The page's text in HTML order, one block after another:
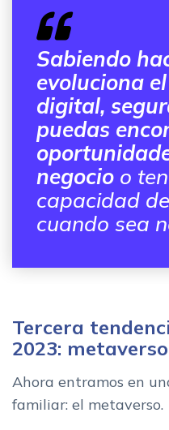
Sabiendo
evoluciona
digital,
puedas
negocio o
capacidad
cuando sea
Tercera
2023: metaverso
Ahora entramos en
familiar: el metaverso.